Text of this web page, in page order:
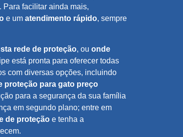
Para facilitar ainda mais,
e um atendimento rápido, sempre
rede de proteção, ou onde
está pronta para oferecer todas
com diversas opções, incluindo
proteção para gato preço
para a segurança da sua família
em segundo plano; entre em
de proteção e tenha a